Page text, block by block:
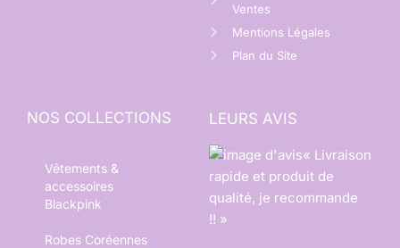
Ventes
Mentions Légales
Plan du Site
NOS COLLECTIONS
Vêtements &
accessoires
Blackpink
Robes Coréennes
LEURS AVIS
« Livraison
rapide et produit de
qualité, je recommande
!! »